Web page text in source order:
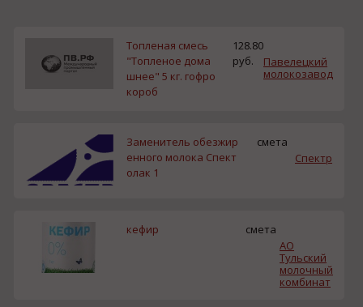
Топленая смесь
"Топленое дома
шнее" 5 кг. гофро
короб
128.80
руб.
Павелецкий
молокозавод
Заменитель обезжир
енного молока Спект
олак 1
смета
Спектр
кефир
смета
АО
Тульский
молочный
комбинат